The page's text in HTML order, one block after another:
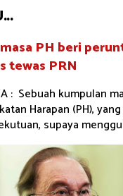
PH beri
tewas PRN
: Sebuah kumpulan
Harapan (PH),
supaya